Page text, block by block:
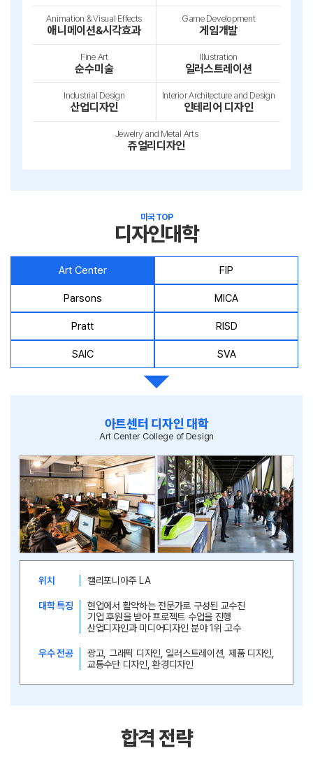
Animation & Visual Effects
애니메이션&시각효과
Game Development
게임개발
Fine Art
순수미술
Illustration
일러스트레이션
Industrial Design
산업디자인
Interior Architecture and Design
인테리어 디자인
Jewelry and Metal Arts
쥬얼리디자인
미국 TOP
디자인대학
Art Center FIP
Parsons MICA
Pratt RISD
SAIC SVA
아트센터 디자인 대학
Art Center College of Design
위치 캘리포니아주 LA
대학 특징
현업에서 활약하는 전문가로 구성된 교수진
기업 후원을 받아 프로젝트 수업을 진행
산업디자인과 미디어디자인 분야 1위 고수
우수 전공
광고, 그래픽 디자인, 일러스트레이션, 제품 디자인,
교통수단 디자인, 환경디자인
합격 전략